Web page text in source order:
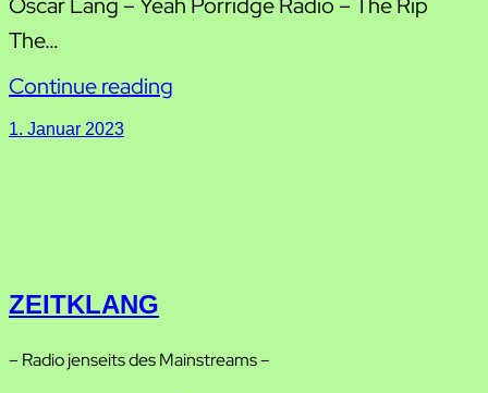
The…
Continue reading
1. Januar 2023
ZEITKLANG
– Radio jenseits des Mainstreams –